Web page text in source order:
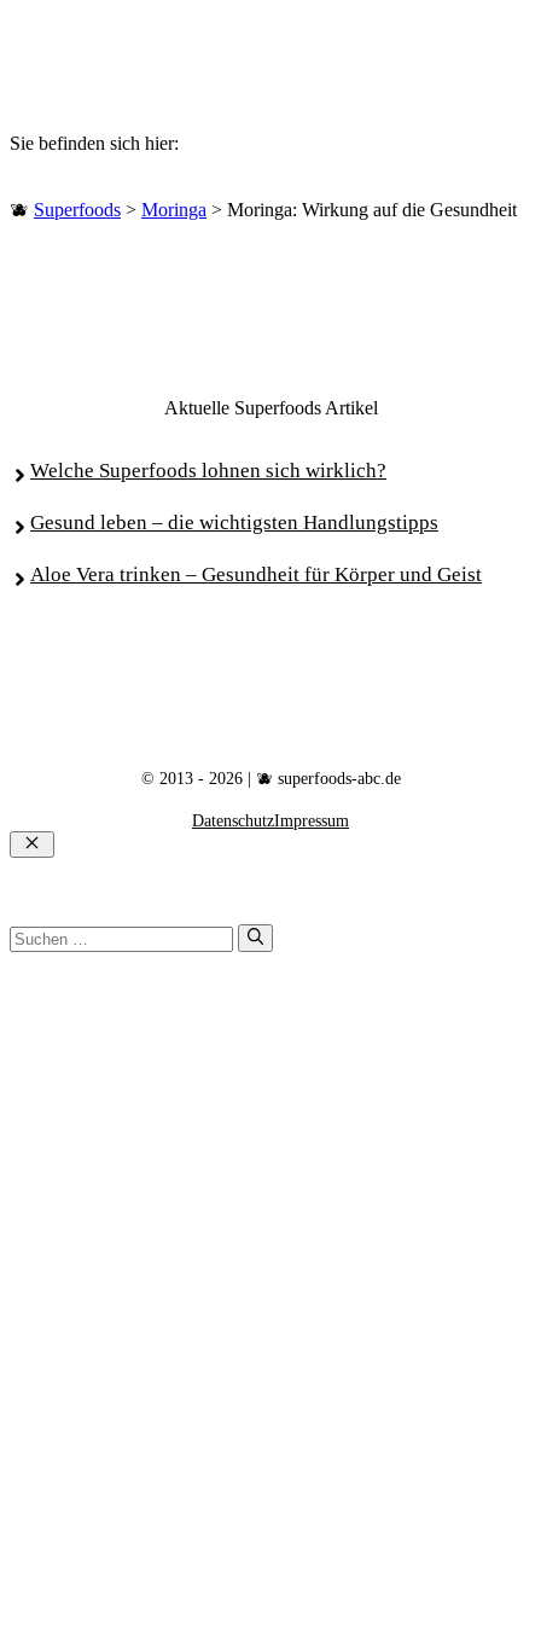
Sie befinden sich hier:
🫐 Superfoods > Moringa > Moringa: Wirkung auf die Gesundheit
Aktuelle Superfoods Artikel
Welche Superfoods lohnen sich wirklich?
Gesund leben – die wichtigsten Handlungstipps
Aloe Vera trinken – Gesundheit für Körper und Geist
© 2013 - 2026 | 🫐 superfoods-abc.de
DatenschutzImpressum
Schließen
Suchen
nach: